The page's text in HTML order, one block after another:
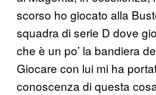
scorso ho giocato alla
squadra di serie D dove
che è un po’ la bandiera
Giocare con lui mi ha
conoscenza di questa